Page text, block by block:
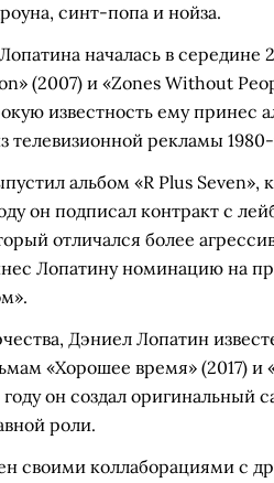
синт-попа и нойза.
началась в
(2007) и «Zones Without
известность ему принес
телевизионной рекламы 1980-
альбом «R Plus
он подписал контракт с
отличался более
Лопатину номинацию на
Дэниел Лопатин
«Хорошее время» (2017) и
он создал
роли.
своими коллаборациями с